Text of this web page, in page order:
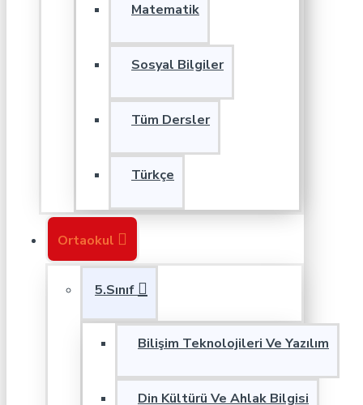
Matematik
Sosyal Bilgiler
Tüm Dersler
Türkçe
Ortaokul
5.Sınıf
Bilişim Teknolojileri Ve Yazılım
Din Kültürü Ve Ahlak Bilgisi